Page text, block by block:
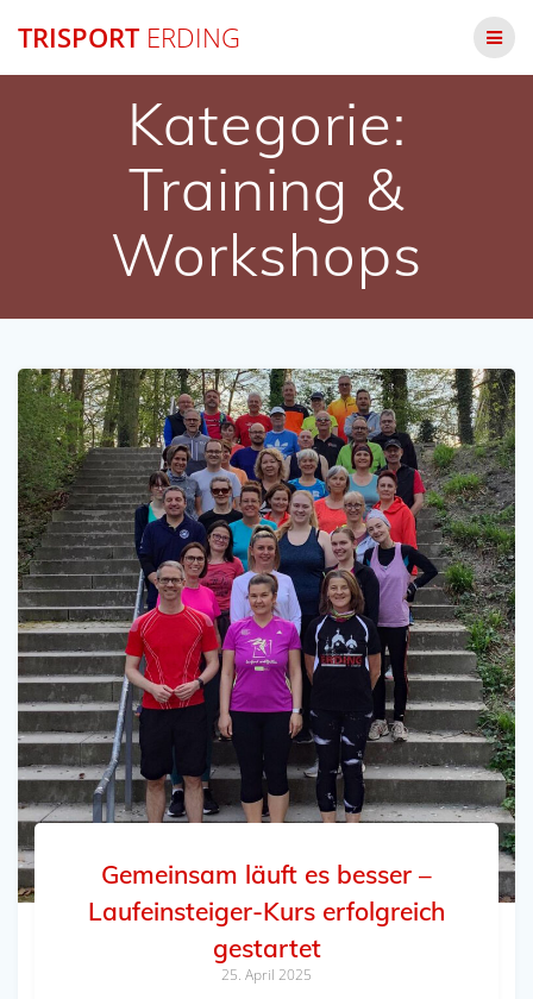
TRISPORTERDING
Kategorie:
Training &
Workshops
Gemeinsam läuft es besser –
Laufeinsteiger-Kurs erfolgreich
gestartet
25. April 2025